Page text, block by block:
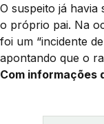
O suspeito já havia
o próprio pai. Na
foi um “incidente
apontando que o
Com informações